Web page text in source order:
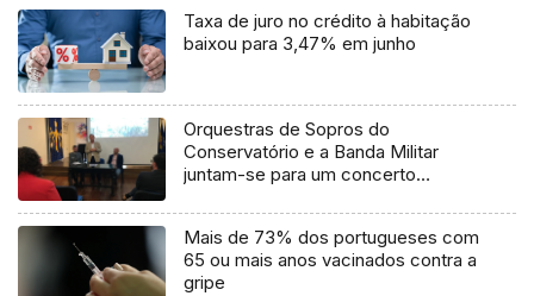
Taxa de juro no crédito à habitação
baixou para 3,47% em junho
Orquestras de Sopros do
Conservatório e a Banda Militar
juntam-se para um concerto
Mais de 73% dos portugueses com
65 ou mais anos vacinados contra a
gripe